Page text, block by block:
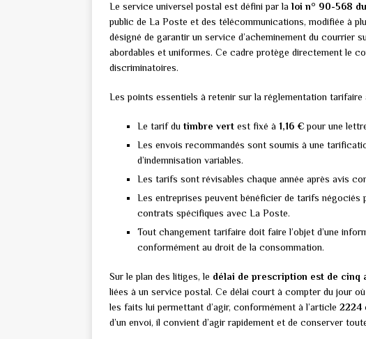
Le service universel postal est défini par la loi n° 90-568
public de La Poste et des télécommunications, modifiée à
désigné de garantir un service d’acheminement du courrier
abordables et uniformes. Ce cadre protège directement le
discriminatoires.
Les points essentiels à retenir sur la réglementation tarifaire
Le tarif du timbre vert est fixé à 1,16 €pour une
Les envois recommandés sont soumis à une
d’indemnisation variables.
Les tarifs sont révisables chaque année après avis
Les entreprises peuvent bénéficier de tarifs négociés
contrats spécifiques avec La Poste.
Tout changement tarifaire doit faire l’objet d’une
conformément au droit de la consommation.
Sur le plan des litiges, le délai de prescription est de cinq
liées à un service postal. Ce délai court à compter du jour
les faits lui permettant d’agir, conformément à l’article 2224
d’un envoi, il convient d’agir rapidement et de conserver